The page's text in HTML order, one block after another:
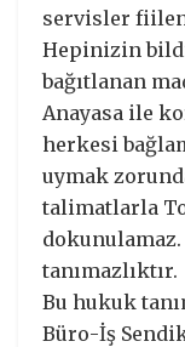
servisler fiilen
Hepinizin
bağıtlanan
Anayasa ile
herkesi
uymak
talimatlarla
tanımazlıktır.
Bu hukuk
Büro-İş